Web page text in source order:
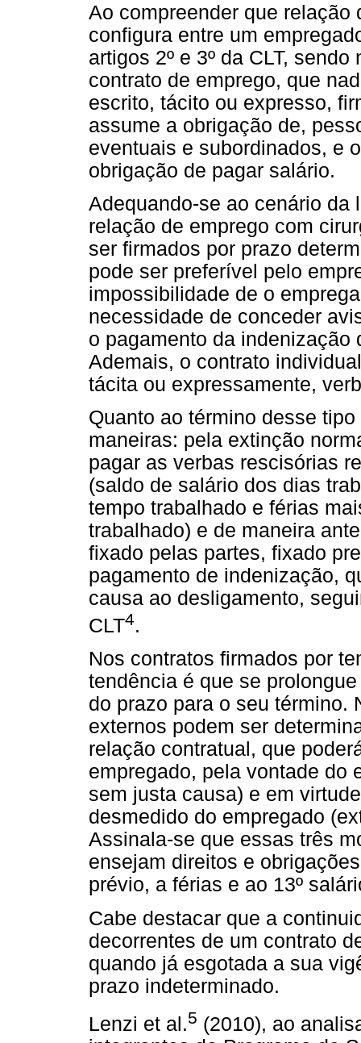
Ao compreender que relação
configura entre um
artigos 2º e 3º da CLT,
contrato de emprego, que
escrito, tácito ou expresso,
assume a obrigação de,
eventuais e subordinados, e
obrigação de pagar salário.
Adequando-se ao cenário da
relação de emprego com
ser firmados por prazo
pode ser preferível pelo
impossibilidade de o
necessidade de conceder
o pagamento da indenização
Ademais, o contrato
tácita ou expressamente,
Quanto ao término desse
maneiras: pela extinção
pagar as verbas rescisórias
(saldo de salário dos dias
tempo trabalhado e férias
trabalhado) e de maneira
fixado pelas partes, fixado
pagamento de indenização,
causa ao desligamento,
CLT4.
Nos contratos firmados por
tendência é que se
do prazo para o seu término.
externos podem ser
relação contratual, que
empregado, pela vontade do
sem justa causa) e em
desmedido do empregado
Assinala-se que essas três
ensejam direitos e
prévio, a férias e ao 13º
Cabe destacar que a
decorrentes de um contrato
quando já esgotada a sua
prazo indeterminado.
Lenzi et al.5 (2010), ao